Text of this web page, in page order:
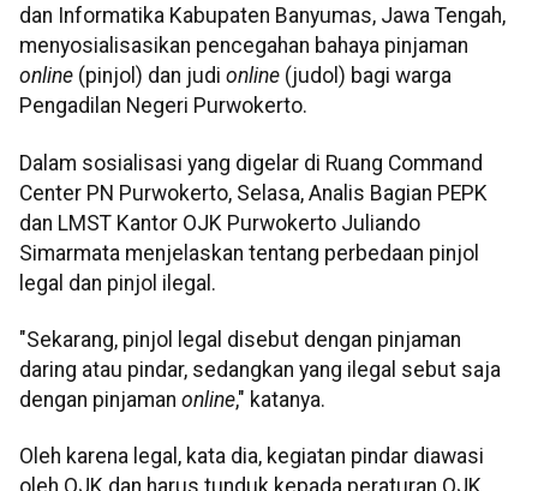
dan Informatika Kabupaten Banyumas, Jawa Tengah,
menyosialisasikan pencegahan bahaya pinjaman
online (pinjol) dan judi online (judol) bagi warga
Pengadilan Negeri Purwokerto.
Dalam sosialisasi yang digelar di Ruang Command
Center PN Purwokerto, Selasa, Analis Bagian PEPK
dan LMST Kantor OJK Purwokerto Juliando
Simarmata menjelaskan tentang perbedaan pinjol
legal dan pinjol ilegal.
"Sekarang, pinjol legal disebut dengan pinjaman
daring atau pindar, sedangkan yang ilegal sebut saja
dengan pinjaman online," katanya.
Oleh karena legal, kata dia, kegiatan pindar diawasi